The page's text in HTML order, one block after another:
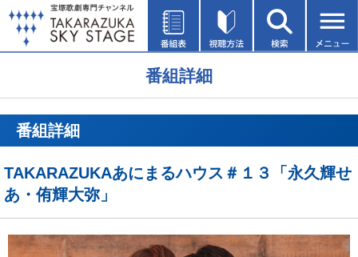
番組詳細
番組詳細
TAKARAZUKAあにまるハウス＃１３「永久輝せ
あ・侑輝大弥」